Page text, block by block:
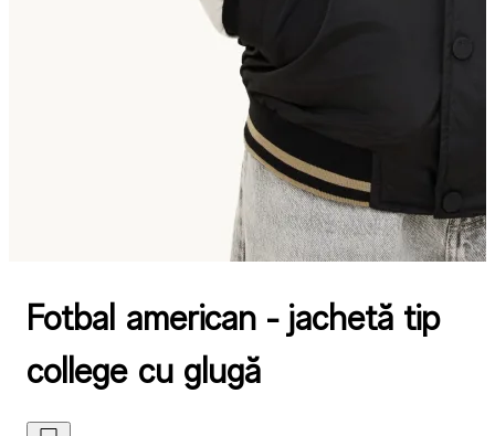
Fotbal american - jachetă tip
college cu glugă